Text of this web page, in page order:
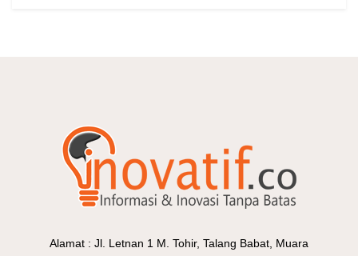
Alamat : Jl. Letnan 1 M. Tohir, Talang Babat, Muara